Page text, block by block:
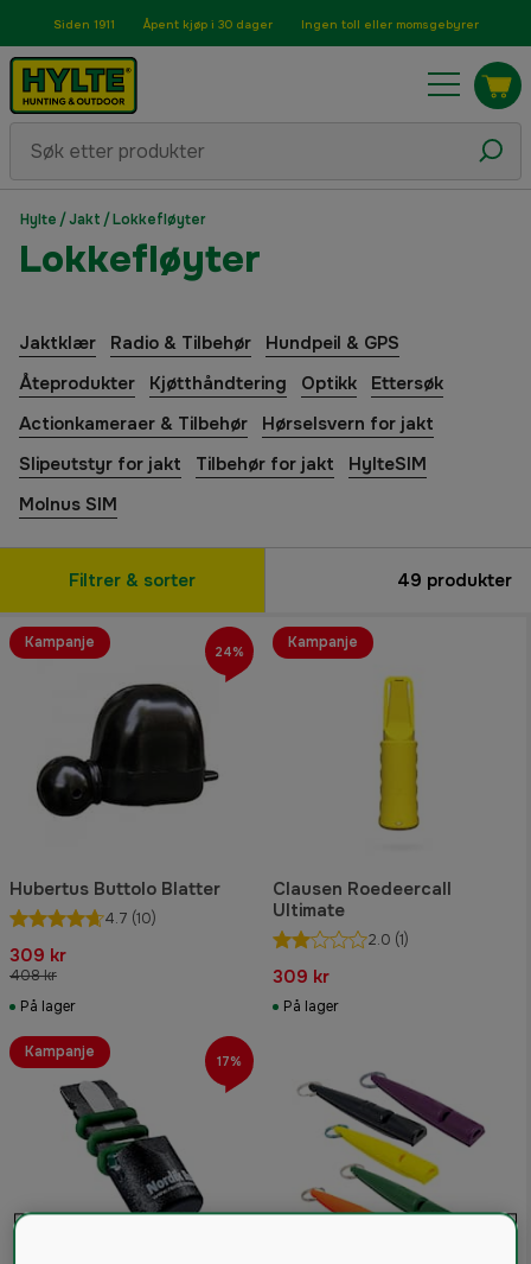
Siden 1911 Åpent kjøp i 30 dager Ingen toll eller momsgebyrer
Hylte /Jakt /Lokkefløyter
Lokkefløyter
Jaktklær Radio & Tilbehør
Hundpeil & GPS
Åteprodukter
Kjøtthåndtering Optikk
Ettersøk
Actionkameraer & Tilbehør
Hørselsvern for jakt
Slipeutstyr for jakt
Tilbehør for jakt
HylteSIM
Molnus SIM
Filtrer & sorter 49 produkter
Hubertus Buttolo Blatter
4.7 (10)
309 kr
408 kr
På lager
Kampanje 24%
Clausen Roedeercall
Ultimate
2.0 (1)
309 kr
På lager
Kampanje
Kampanje 17%